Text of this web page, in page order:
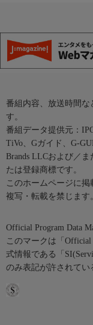
番組内容、放送時間
す。
番組データ提供元：
TiVo、Gガイド、G-
Brands LLCおよび／
たは登録商標です。
このホームページに
複写・転載を禁じます
Official Program Data
このマークは「Official
式情報である「
のみ表記が許されてい